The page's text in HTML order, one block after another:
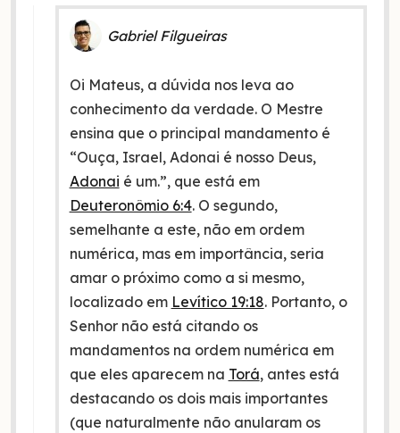
Gabriel Filgueiras
Oi Mateus, a dúvida nos leva ao
conhecimento da verdade. O Mestre
ensina que o principal mandamento é
“Ouça, Israel, Adonai é nosso Deus,
Adonai é um.”, que está em
Deuteronômio 6:4. O segundo,
semelhante a este, não em ordem
numérica, mas em importância, seria
amar o próximo como a si mesmo,
localizado em Levítico 19:18. Portanto, o
Senhor não está citando os
mandamentos na ordem numérica em
que eles aparecem na Torá, antes está
destacando os dois mais importantes
(que naturalmente não anularam os